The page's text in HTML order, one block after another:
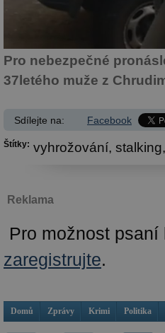
Pro nebezpečné
37letého muže z
Sdílejte na: Facebook
Štítky: vyhrožování, stalking,
Reklama
Pro možnost psaní
zaregistrujte.
Domů Zprávy Krimi Politika